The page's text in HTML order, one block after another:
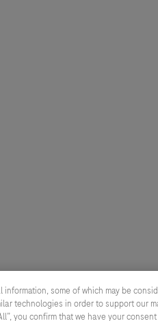
some of which may be
technologies in order to support our
you confirm that we have your